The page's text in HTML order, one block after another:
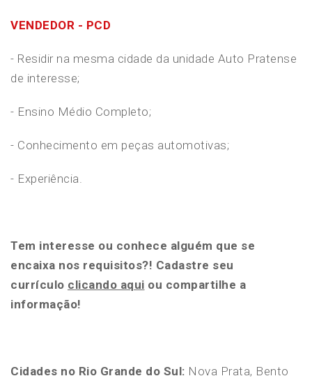
VENDEDOR - PCD
- Residir na mesma cidade da unidade Auto Pratense
de interesse;
- Ensino Médio Completo;
- Conhecimento em peças automotivas;
- Experiência.
Tem interesse ou conhece alguém que se
encaixa nos requisitos?! Cadastre seu
currículo clicando aqui ou compartilhe a
informação!
Cidades no Rio Grande do Sul: Nova Prata, Bento